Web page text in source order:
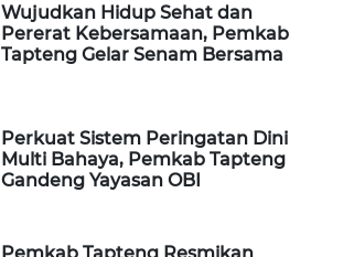
Wujudkan Hidup Sehat dan
Pererat Kebersamaan, Pemkab
Tapteng Gelar Senam Bersama
Perkuat Sistem Peringatan Dini
Multi Bahaya, Pemkab Tapteng
Gandeng Yayasan OBI